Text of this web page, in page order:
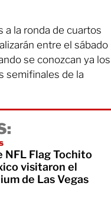
la ronda de cuartos
entre el sábado
se conozcan ya los
semifinales de la
NFL Flag Tochito
visitaron el
de Las Vegas